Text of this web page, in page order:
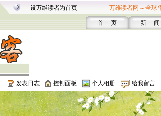
设万维读者为首页 万维读者网 -- 全球
首 页 新 闻
发表日志 控制面板 个人相册 给我留言